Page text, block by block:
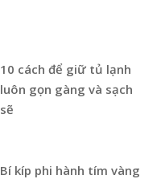
10 cách để giữ tủ lạnh
luôn gọn gàng và sạch
sẽ
Bí kíp phi hành tím vàng